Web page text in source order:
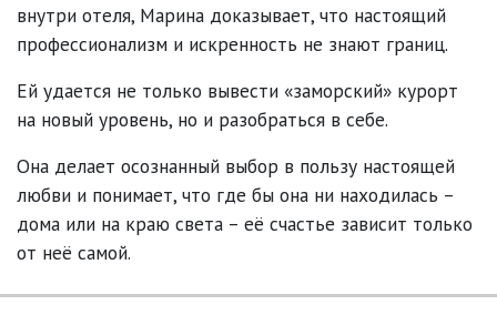
внутри отеля, Марина доказывает, что настоящий
профессионализм и искренность не знают границ.
Ей удается не только вывести «заморский» курорт
на новый уровень, но и разобраться в себе.
Она делает осознанный выбор в пользу настоящей
любви и понимает, что где бы она ни находилась –
дома или на краю света – её счастье зависит только
от неё самой.